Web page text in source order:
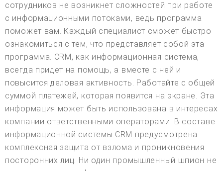
сотрудников не возникнет сложностей при работе
с информационными потоками, ведь программа
поможет вам. Каждый специалист сможет быстро
ознакомиться с тем, что представляет собой эта
программа. CRM, как информационная система,
всегда придет на помощь, а вместе с ней и
повысится деловая активность. Работайте с общей
суммой платежей, которая появится на экране. Эта
информация может быть использована в интересах
компании ответственными операторами. В составе
информационной системы CRM предусмотрена
комплексная защита от взлома и проникновения
посторонних лиц. Ни один промышленный шпион не